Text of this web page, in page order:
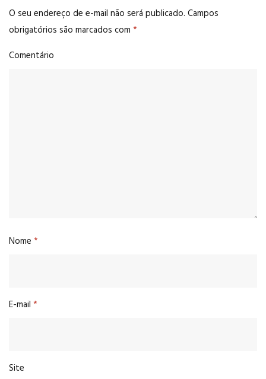
O seu endereço de e-mail não será publicado. Campos
obrigatórios são marcados com *
Comentário
Nome *
E-mail *
Site